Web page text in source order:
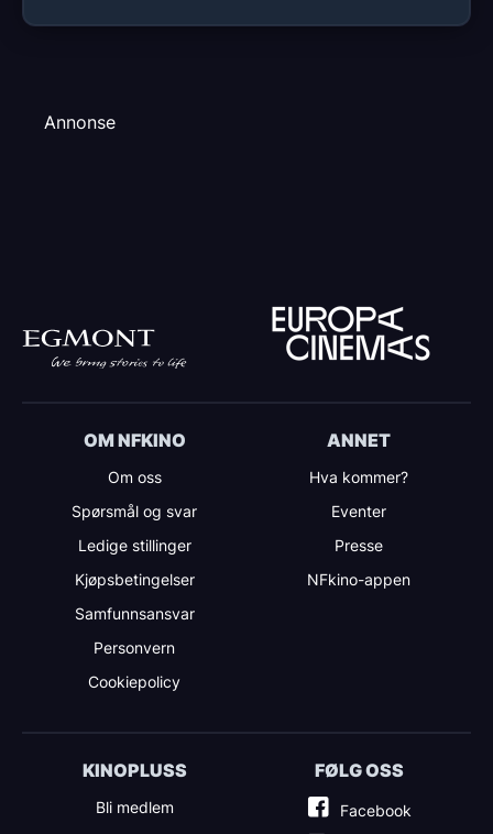
Annonse
OM NFKINO
Om oss
Spørsmål og svar
Ledige stillinger
Kjøpsbetingelser
Samfunnsansvar
Personvern
Cookiepolicy
ANNET
Hva kommer?
Eventer
Presse
NFkino-appen
KINOPLUSS
Bli medlem
FØLG OSS
Facebook